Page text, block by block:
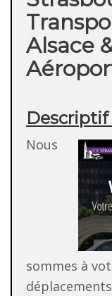
Alsace
Descriptif
Nous
sommes à